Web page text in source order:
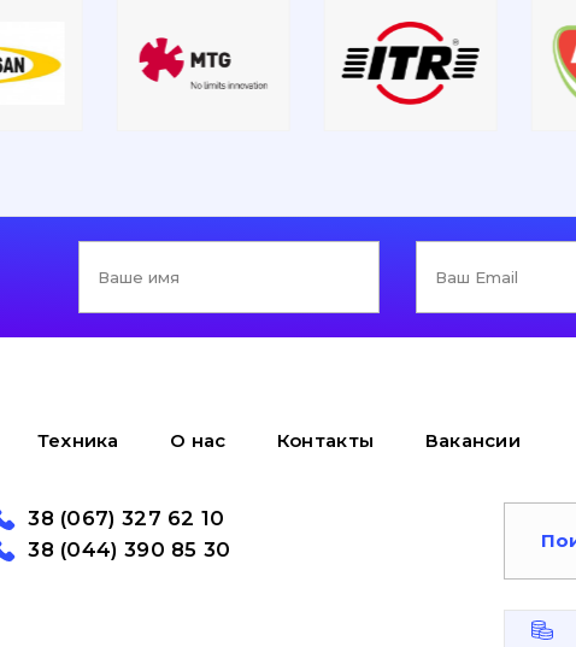
Техника О нас Контакты Вакансии
38 (067) 327 62 10
38 (044) 390 85 30